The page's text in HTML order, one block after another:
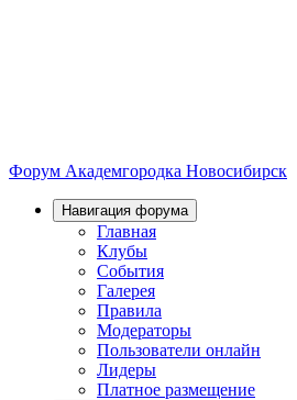
Форум Академгородка Новосибирск
Навигация форума
Главная
Клубы
События
Галерея
Правила
Модераторы
Пользователи онлайн
Лидеры
Платное размещение